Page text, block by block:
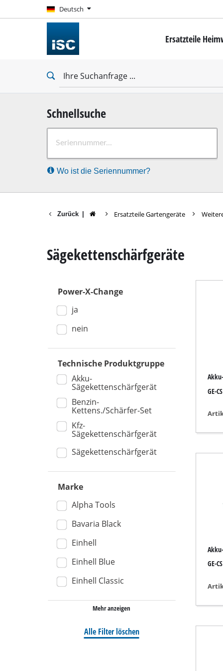
Deutsch
Deutsch
Ersatzteile
Mini-Schrauber
Schlagschrauber
Bohrhämmer
Stationäre
Kapp- /
Universalsägen
Dekupiersägen
Sonstige Sägen
Nass- /
Doppelschleifer
Exzenterschleifer
Wand- /
Sonstige
Schnellsuche
Wo ist die Seriennummer?
Zurück Ersatzteile Gartengeräte
Sägekettenschärfgeräte
Power-X-Change
ja
nein
Technische Produktgruppe
Akku-
Sägekettenschärfgerät
Benzin-
Kettens./Schärfer-Set
Kfz-
Sägekettenschärfgerät
Sägekettenschärfgerät
Marke
Alpha Tools
Bavaria Black
Einhell
Einhell Blue
Einhell Classic
Mehr anzeigen
Alle Filter löschen
GE-
GE-